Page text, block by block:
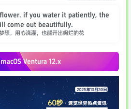
if you water it patiently, the
come out beautifully.
想，用心浇灌，也能开出绚烂的花
Ventura 12.x